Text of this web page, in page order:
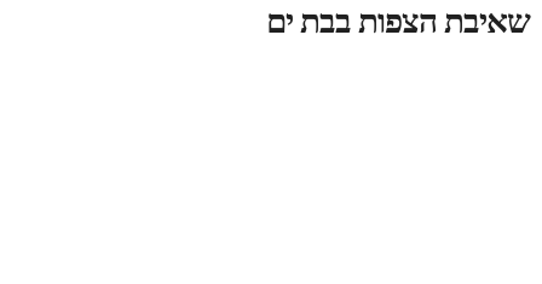
שאיבת הצפות בבת ים